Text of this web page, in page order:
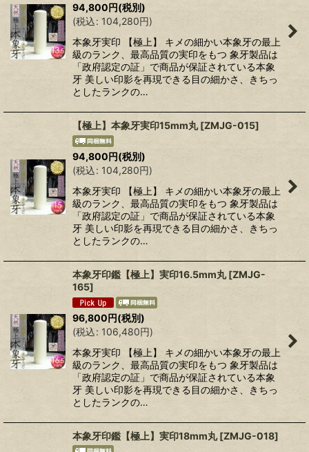
94,800円(税別)
(税込: 104,280円)
本象牙実印 【極上】 キメの細かい本象牙の最上
級のランク、最高品質の実印をもつ 象牙製品は
「政府認定の証」で商品が保証されている本象
牙 美しい印影を再現できる目の細かさ、きちっ
としたランクの…
【極上】本象牙実印15mm丸 [ZMJG-015]
94,800円(税別)
(税込: 104,280円)
本象牙実印 【極上】 キメの細かい本象牙の最上
級のランク、最高品質の実印をもつ 象牙製品は
「政府認定の証」で商品が保証されている本象
牙 美しい印影を再現できる目の細かさ、きちっ
としたランクの…
本象牙印鑑【極上】実印16.5mm丸 [ZMJG-
165]
96,800円(税別)
(税込: 106,480円)
本象牙実印 【極上】 キメの細かい本象牙の最上
級のランク、最高品質の実印をもつ 象牙製品は
「政府認定の証」で商品が保証されている本象
牙 美しい印影を再現できる目の細かさ、きちっ
としたランクの…
本象牙印鑑【極上】実印18mm丸 [ZMJG-018]